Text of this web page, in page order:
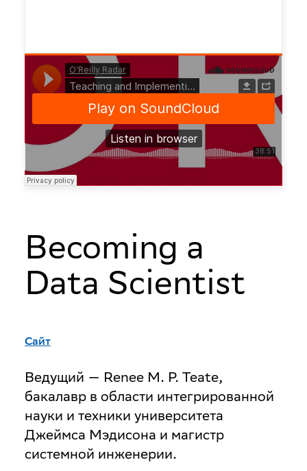
Becoming a
Data Scientist
Сайт
Ведущий — Renee M. P. Teate,
бакалавр в области интегрированной
науки и техники университета
Джеймса Мэдисона и магистр
системной инженерии.